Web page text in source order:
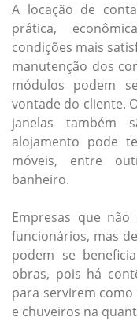
A locação de
prática,
condições mais
manutenção dos
módulos podem
vontade do cliente.
janelas também
alojamento pode
móveis, entre
banheiro.
Empresas que
funcionários, mas
podem se
obras, pois há
para servirem
e chuveiros na